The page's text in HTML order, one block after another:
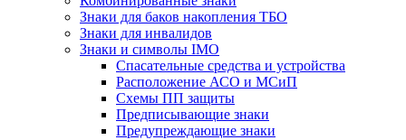
Знаки для баков накопления ТБО
Знаки для инвалидов
Знаки и символы IMO
Спасательные средства и устройства
Расположение АСО и МСиП
Схемы ПП защиты
Предписывающие знаки
Предупреждающие знаки